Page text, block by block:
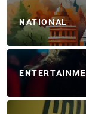
NATIONAL